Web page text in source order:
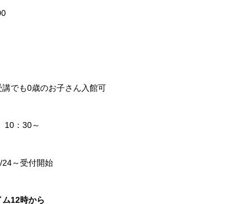
0歳のお子さん入館可
10：30～
受付開始
12時から